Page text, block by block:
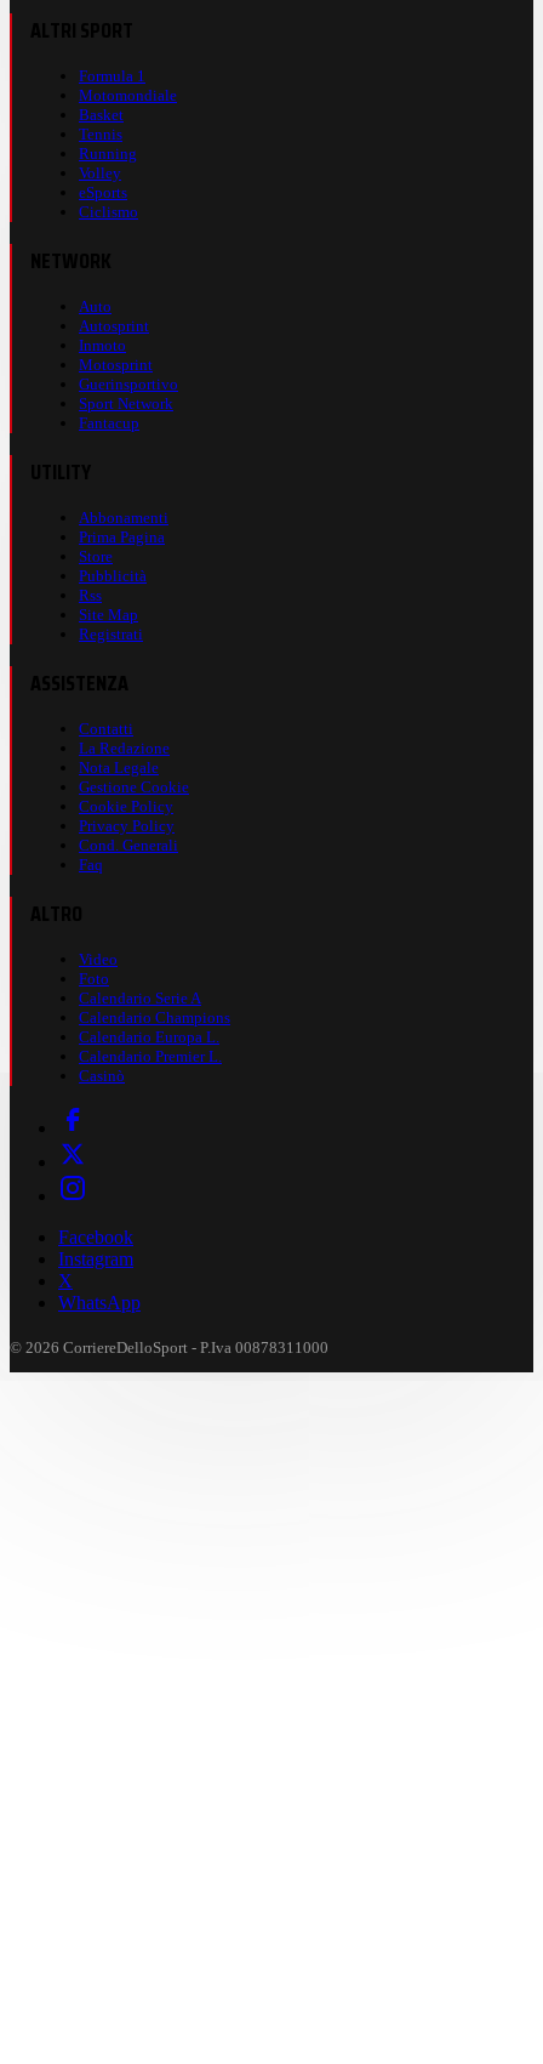
Formula 1
Motomondiale
Basket
Tennis
Running
Volley
eSports
Ciclismo
Auto
Autosprint
Inmoto
Motosprint
Guerinsportivo
Sport Network
Fantacup
Abbonamenti
Prima Pagina
Store
Pubblicità
Rss
Site Map
Registrati
Contatti
La Redazione
Nota Legale
Gestione Cookie
Cookie Policy
Privacy Policy
Cond. Generali
Faq
Video
Foto
Calendario Serie A
Calendario Champions
Calendario Europa L.
Calendario Premier L.
Casinò
Facebook
Instagram
X
WhatsApp
© 2026 CorriereDelloSport - P.Iva 00878311000